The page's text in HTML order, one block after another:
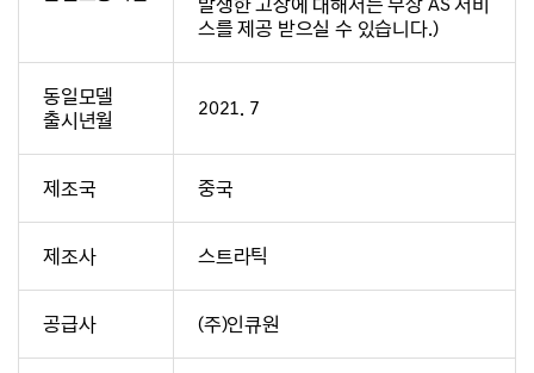
발생한 고장에 대해서는 무상 AS 서비
스를 제공 받으실 수 있습니다.)
동일모델
출시년월
2021. 7
제조국 중국
제조사 스트라틱
공급사 (주)인큐원